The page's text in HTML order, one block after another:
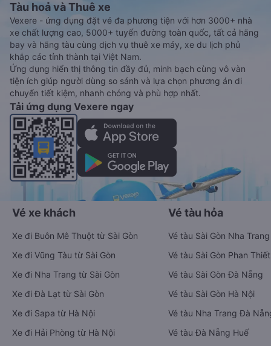
Tàu hoả và Thuê xe
Vexere - ứng dụng đặt vé đa phương tiện với hơn 3000+ nhà
xe chất lượng cao, 5000+ tuyến đường toàn quốc, tất cả hãng
bay và hãng tàu cùng dịch vụ thuê xe máy, xe du lịch phủ
khắp các tỉnh thành tại Việt Nam.
Ứng dụng hiển thị thông tin đầy đủ, minh bạch cùng vô vàn
tiện ích giúp người dùng so sánh và lựa chọn phương án di
chuyển tiết kiệm, nhanh chóng và phù hợp nhất.
Tải ứng dụng Vexere ngay
Vé xe khách
Xe đi Buôn Mê Thuột từ Sài Gòn
Xe đi Vũng Tàu từ Sài Gòn
Xe đi Nha Trang từ Sài Gòn
Xe đi Đà Lạt từ Sài Gòn
Xe đi Sapa từ Hà Nội
Xe đi Hải Phòng từ Hà Nội
Vé tàu hỏa
Vé tàu Sài Gòn Nha Trang
Vé tàu Sài Gòn Phan Thiết
Vé tàu Sài Gòn Đà Nẵng
Vé tàu Sài Gòn Hà Nội
Vé tàu Nha Trang Đà
Vé tàu Đà Nẵng Huế